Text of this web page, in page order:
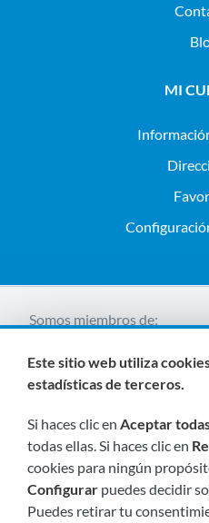
MI
Somos miembros de:
Visítanos próximamente en:
Este sitio web utiliza
estadísticas de terceros.
Si haces clic en Aceptar
todas ellas. Si haces clic en
cookies para ningún
Configurar puedes decidir
Puedes retirar tu